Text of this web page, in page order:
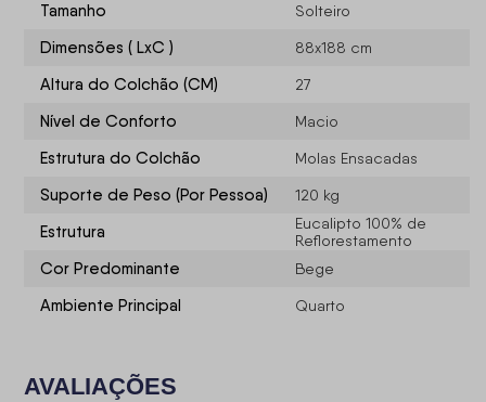
Tamanho Solteiro
Dimensões ( LxC ) 88x188 cm
Altura do Colchão (CM) 27
Nível de Conforto Macio
Estrutura do Colchão Molas Ensacadas
Suporte de Peso (Por Pessoa) 120 kg
Estrutura
Eucalipto 100% de
Reflorestamento
Cor Predominante Bege
Ambiente Principal Quarto
AVALIAÇÕES